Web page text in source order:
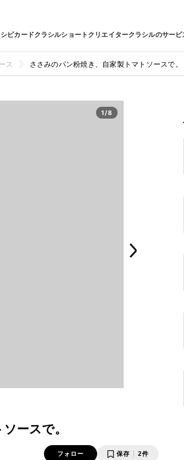
ピカードクラシルショートクリエイタークラシルのサービ
ス ささみのパン粉焼き、自家製トマトソースで。
1/8
ースで。
フォロー 保存 2件